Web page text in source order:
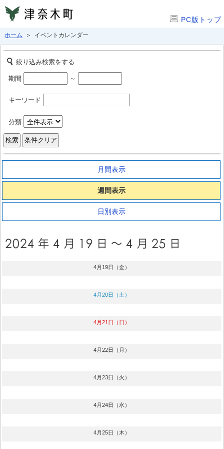
PC版トップ
ホーム ＞ イベントカレンダー
絞り込み検索をする
期間 ～
キーワード
分類
月間表示
週間表示
日別表示
4月19日（金）
4月20日（土）
4月21日（日）
4月22日（月）
4月23日（火）
4月24日（水）
4月25日（木）